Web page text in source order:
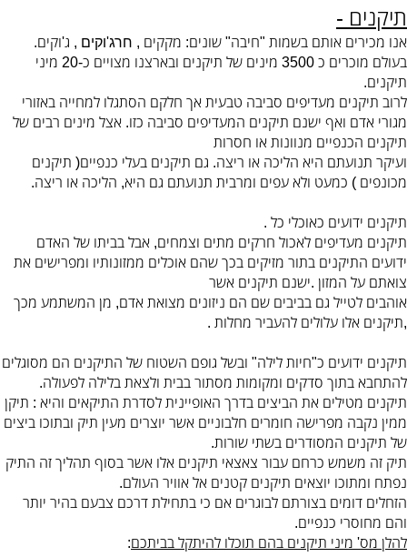
תיקנים -
אנו מכירים אותם בשמות "חיבה" שונים: מקקים , חרג'וקים , ג'וקים.
בעולם מוכרים כ 3500 מינים של תיקנים ובארצנו מצויים כ-20
מיני
תיקנים.
לרוב תיקנים מעדיפים סביבה טבעית אך חלקם הסתגלו למחייה באזורי
מגורי אדם ואף ישנם תיקנים המעדיפים סביבה כזו. אצל מינים רבים של
תיקנים הכנפיים מנוונות או חסרות
ועיקר תנועתם היא הליכה או ריצה. גם תיקנים בעלי כנפיים( תיקנים
מכונפים ) כמעט ולא עפים ומרבית תנועתם גם היא, הליכה או ריצה.
תיקנים ידועים כאוכלי כל .
תיקנים מעדיפים לאכול חרקים מתים וצמחים, אבל בביתו של האדם
ידועים התיקנים בתור מזיקים בכך שהם אוכלים ממזונותיו ומפרישים את
צואתם על המזון .ישנם תיקנים אשר
אוהבים לטייל גם בביבים שם הם ניזונים מצואת אדם, מן המשתמע מכך
,תיקנים אלו עלולים להעביר מחלות .
תיקנים ידועים כ"חיות לילה" ובשל גופם השטוח של התיקנים הם מסוגלים
להתחבא בתוך סדקים ומקומות מסתור בבית ולצאת בלילה לפעולה.
תיקנים מטילים את הביצים בדרך האופיינית לסדרת התיקאים והיא : תיקן
ממין נקבה מפרישה חומרים חלבוניים אשר יוצרים מעין תיק ובתוכו ביצים
של תיקנים המסודרים בשתי שורות.
תיק זה משמש כרחם עבור צאצאי תיקנים אלו אשר בסוף תהליך זה התיק
נפתח ומתוכו יוצאים תיקנים קטנים אל אוויר העולם.
הזחלים דומים בצורתם לבוגרים אם כי בתחילת דרכם צבעם בהיר יותר
והם מחוסרי כנפיים.
להלן מס' מיני תיקנים בהם תוכלו להיתקל בביתכם: